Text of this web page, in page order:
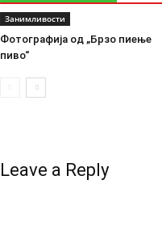
Занимливости
Фотографија од „Брзо пиење
пиво“
Leave a Reply